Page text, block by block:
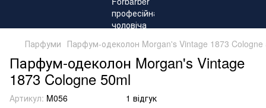
Парфуми Парфум-одеколон Morgan's Vintage 1873 Cologne
Парфум-одеколон Morgan's Vintage
1873 Cologne 50ml
Артикул: M056 1 відгук